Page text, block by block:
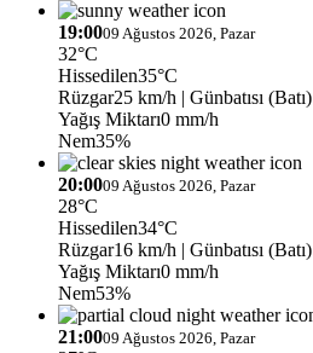
19:0009 Ağustos 2026, Pazar
32°C
Hissedilen35°C
Rüzgar25 km/h | Günbatısı (Batı)
Yağış Miktarı0 mm/h
Nem35%
20:0009 Ağustos 2026, Pazar
28°C
Hissedilen34°C
Rüzgar16 km/h | Günbatısı (Batı)
Yağış Miktarı0 mm/h
Nem53%
21:0009 Ağustos 2026, Pazar